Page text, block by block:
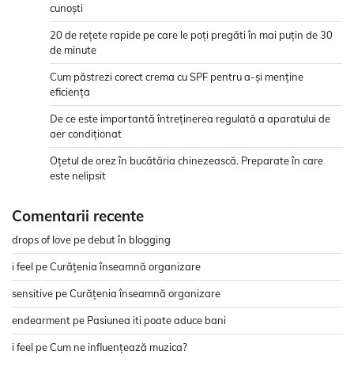
cunoști
20 de rețete rapide pe care le poți pregăti în mai puțin de 30
de minute
Cum păstrezi corect crema cu SPF pentru a-și menține
eficiența
De ce este importantă întreținerea regulată a aparatului de
aer condiționat
Oțetul de orez în bucătăria chinezească. Preparate în care
este nelipsit
Comentarii recente
drops of love pedebut în blogging
i feel peCurățenia înseamnă organizare
sensitive peCurățenia înseamnă organizare
endearment pe Pasiunea iti poate aduce bani
i feel peCum ne influențează muzica?